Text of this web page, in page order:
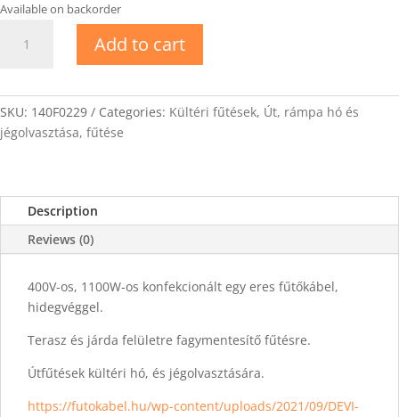
Available on backorder
quantity
Add to cart
SKU: 140F0229 Categories: Kültéri fűtések, Út, rámpa hó és
jégolvasztása, fűtése
Description
Reviews (0)
400V-os, 1100W-os konfekcionált egy eres fűtőkábel,
hidegvéggel.
Terasz és járda felületre fagymentesítő fűtésre.
Útfűtések kültéri hó, és jégolvasztására.
https://futokabel.hu/wp-content/uploads/2021/09/DEVI-